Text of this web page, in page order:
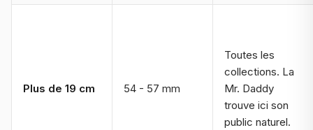
Plus de 19 cm 54 - 57 mm
Toutes les
collections. La
Mr. Daddy
trouve ici son
public naturel.